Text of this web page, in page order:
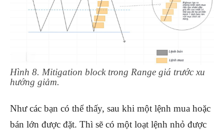
Hình 8. Mitigation block trong Range giá trước xu
hướng giảm.
Như các bạn có thể thấy, sau khi một lệnh mua hoặc
bán lớn được đặt. Thì sẽ có một loạt lệnh nhỏ được